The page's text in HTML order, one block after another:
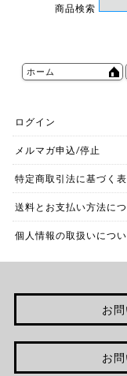
商品検索
ホーム
ログイン
メルマガ申込/停止
特定商取引法に基づく
送料とお支払い方法に
個人情報の取扱いにつ
お
お